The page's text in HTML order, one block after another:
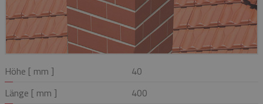
Höhe [ mm ]
40
Länge [ mm ]
400